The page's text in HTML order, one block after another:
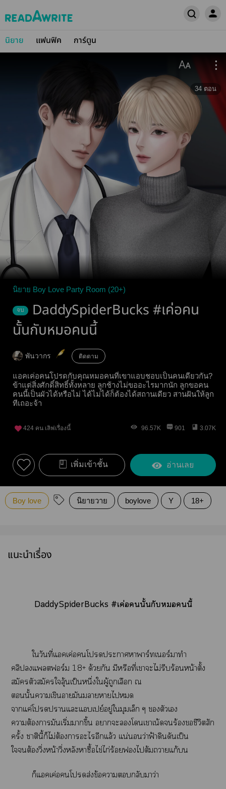
นิยาย แฟนฟิค การ์ตูน
34 ตอน
นิยาย Boy Love Party Room (20+)
จบ
DaddySpiderBucks #เค่อคน
นั้นกับหมอคนนี้
พันวากร ติดตาม
แอคเค่อคนโปรดกับคุณหมอคนที่เขาแอบชอบเป็นคนเดียวกัน?
ข้าแต่สิ่งศักดิ์สิทธิ์ทั้งหลาย ลูกช้างไม่ขออะไรมากนัก ลูกขอคน
คนนี้เป็นผัวได้หรือไม่ ได้ไม่ได้ก็ต้องได้สถานเดียว สานฝันให้ลูก
ทีเถอะจ้า
424 คน เลิฟเรื่องนี้ 96.57K 901 3.07K
เพิ่มเข้าชั้น อ่านเลย
Boy love นิยายวาย boylove Y 18+
แนะนำเรื่อง
DaddySpiderBucks #เค่อนั้นกับนี้
ใวันที่แคเค่อโะาาาร์ทเร์มาทำ
คลิปแลตฟอร์ม 18+ ด้วยกัน มีหรือที่เาะไม่รีบร้อนหน้าตั้ง
สมัครตัวสมัครใลุ้นเป็นหนึ่งใผู้ถูกเลือก ณ
นั้นาเขินามันาาไ
าแค่โาแะแเปย์อยู่ใมุมเล็ก ๆ ตัวเ
าต้องามันเริ่มาขึ้น าะโเาเน้ดร้องชีวิตสัก
ครั้ง าตินี้ก็ไม่ต้องาะไอีกแล้ว แน่นอนว่าฟ้าดินดันเป็น
ใต้องวิ่งหน้าวิ่งหลังาซื้อไข่ไก่ร้อยไต้มาแก้
ก็แคเค่อโส่งข้อากลับาว่า